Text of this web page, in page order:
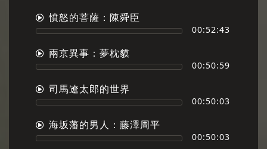
憤怒的菩薩：陳舜臣
00:52:43
兩京異事：夢枕貘
00:50:59
司馬遼太郎的世界
00:50:03
海坂藩的男人：藤澤周平
00:50:03